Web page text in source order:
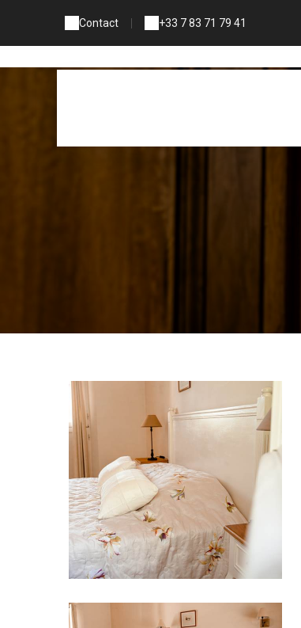
Contact +33 7 83 71 79 41